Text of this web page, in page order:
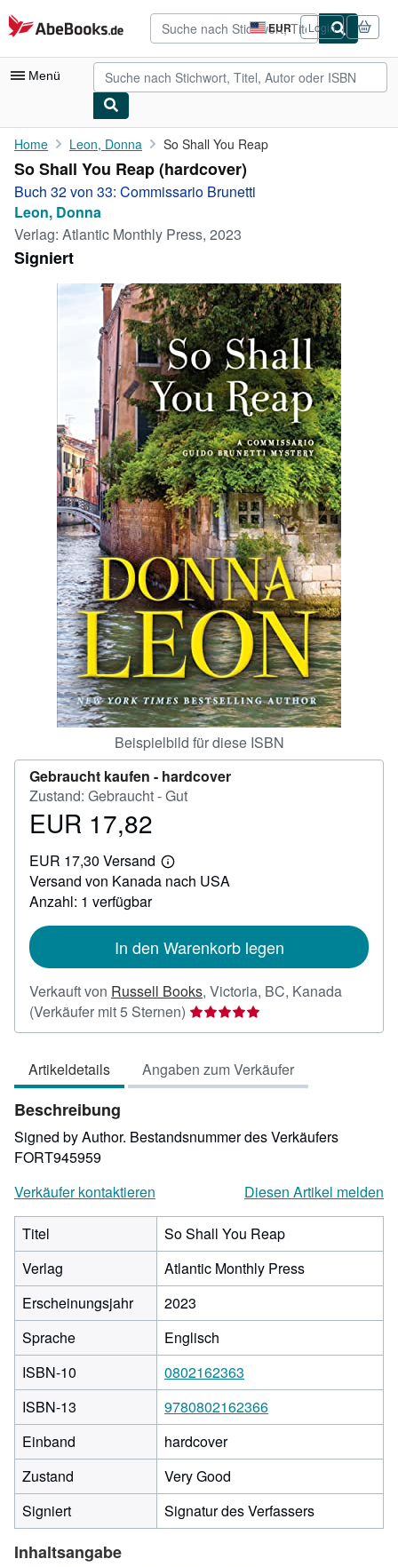
Zum Hauptinhalt
AbeBooks.de EUR
Seite
der
Einkaufseinstellungen.
Login
Menü
Nutzerkonto
Meine Bestellungen
Detailsuche
Sammlungen
Antiquarische Bücher
Kunst & Sammlerstücke
Verkäufer werden
SCHLIESSEN
Home Leon, Donna So Shall You Reap
So Shall You Reap (hardcover)
Buch 32 von 33: Commissario Brunetti
Leon, Donna
Verlag: Atlantic Monthly Press, 2023
Signiert
Beispielbild für diese ISBN
Gebraucht kaufen - hardcover
Zustand: Gebraucht - Gut
Preis
17,82
EUR 17,82
EUR 17,30 Versand
Weitere
Informationen
Versand von Kanada nach USA
Anzahl: 1 verfügbar
In den Warenkorb legen
Verkauft von Russell Books, Victoria, BC, Kanada
(Verkäufer mit 5 Sternen) Verkäuferbewertung
5
5
Sternen
Artikeldetails Angaben zum Verkäufer
Beschreibung
Signed by Author. Bestandsnummer des Verkäufers
FORT945959
Verkäufer kontaktieren
Diesen Artikel melden
Titel
So Shall You Reap
Verlag
Atlantic Monthly Press
Erscheinungsjahr
2023
Sprache
Englisch
ISBN-10
0802162363
ISBN-13
9780802162366
Einband
hardcover
Zustand
Very Good
Signiert
Signatur des Verfassers
Inhaltsangabe